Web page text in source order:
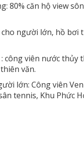
80% căn hộ view
người lớn, hồ bơi
công viên nước
văn.
lớn: Công viên
tennis, Khu Phức